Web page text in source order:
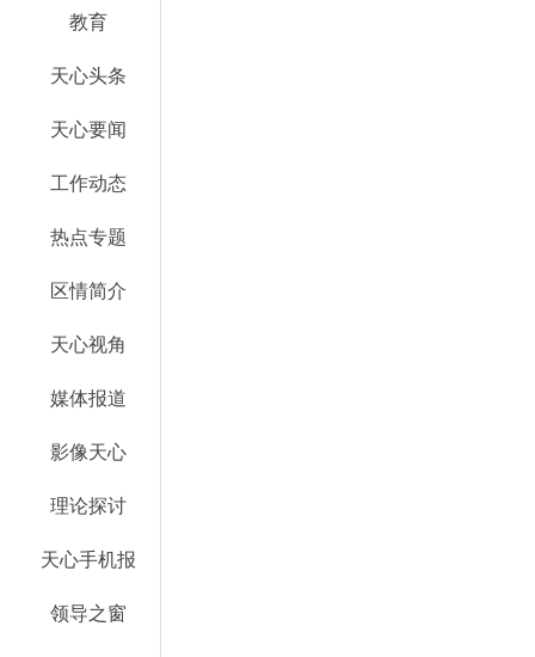
教育
天心头条
天心要闻
工作动态
热点专题
区情简介
天心视角
媒体报道
影像天心
理论探讨
天心手机报
领导之窗